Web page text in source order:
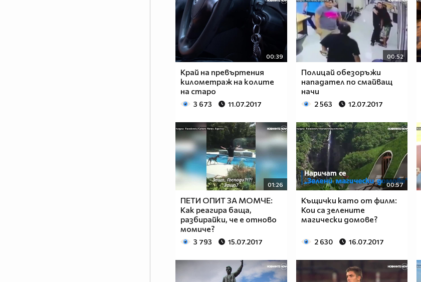
00:39
Край на превъртения
километраж на колите
на старо
3 673 11.07.2017
00:52
Полицай обезоръжи
нападател по смайващ
начи
2 563 12.07.2017
01:26
ПЕТИ ОПИТ ЗА МОМЧЕ:
Как реагира баща,
разбирайки, че е отново
момиче?
3 793 15.07.2017
00:57
Къщички като от филм:
Кои са зелените
магически домове?
2 630 16.07.2017